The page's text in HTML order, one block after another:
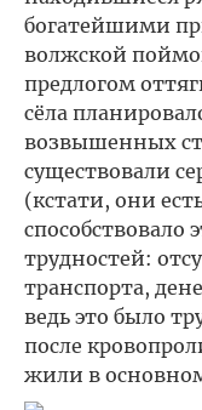
богатейшими
волжской
предлогом
сёла
возвышенных
существовали
(кстати, они
способствовало
трудностей:
транспорта,
ведь это было
после
жили в